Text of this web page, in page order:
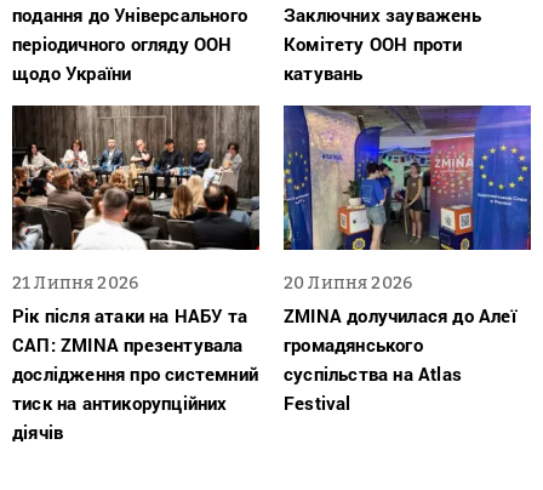
подання до Універсального
періодичного огляду ООН
щодо України
Заключних зауважень
Комітету ООН проти
катувань
21 Липня 2026
Рік після атаки на НАБУ та
САП: ZMINA презентувала
дослідження про системний
тиск на антикорупційних
діячів
20 Липня 2026
ZMINA долучилася до Алеї
громадянського
суспільства на Atlas
Festival